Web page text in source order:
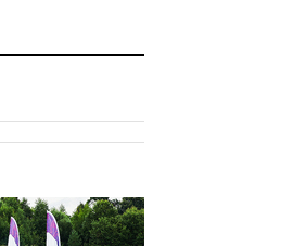
отказ в визах от
скопилось
грузовиков